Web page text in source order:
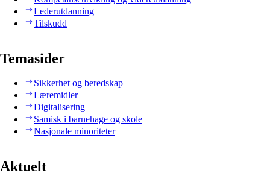
Lederutdanning
Tilskudd
Temasider
Sikkerhet og beredskap
Læremidler
Digitalisering
Samisk i barnehage og skole
Nasjonale minoriteter
Aktuelt